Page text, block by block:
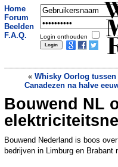
Home
Forum
Beelden
F.A.Q.
Login onthouden
« Whisky Oorlog tussen
Canadezen na halve
Bouwend NL
Bouwend Nederland is boos
bedrijven in Limburg en